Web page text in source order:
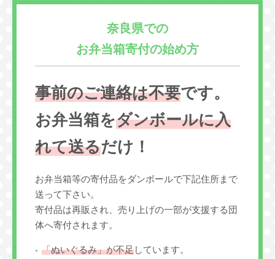
奈良県での
お弁当箱寄付の始め方
事前のご連絡は不要です。
お弁当箱をダンボールに入
れて送るだけ！
お弁当箱等の寄付品をダンボールで下記住所まで
送って下さい。
寄付品は再販され、売り上げの一部が支援する団
体へ寄付されます。
「ぬいぐるみ」が不足しています。